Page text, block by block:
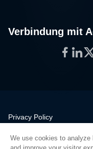
Verbindung mit
Privacy Policy
Quality
We use cookies to